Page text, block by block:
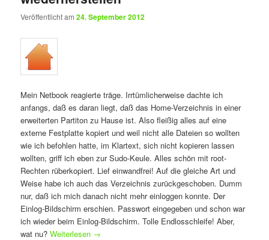
Veröffentlicht am24. September 2012
Mein Netbook reagierte träge. Irrtümlicherweise dachte ich
anfangs, daß es daran liegt, daß das Home-Verzeichnis in einer
erweiterten Partiton zu Hause ist. Also fleißig alles auf eine
externe Festplatte kopiert und weil nicht alle Dateien so wollten
wie ich befohlen hatte, im Klartext, sich nicht kopieren lassen
wollten, griff ich eben zur Sudo-Keule. Alles schön mit root-
Rechten rüberkopiert. Lief einwandfrei! Auf die gleiche Art und
Weise habe ich auch das Verzeichnis zurückgeschoben. Dumm
nur, daß ich mich danach nicht mehr einloggen konnte. Der
Einlog-Bildschirm erschien. Passwort eingegeben und schon war
ich wieder beim Einlog-Bildschirm. Tolle Endlosschleife! Aber,
wat nu?Weiterlesen →